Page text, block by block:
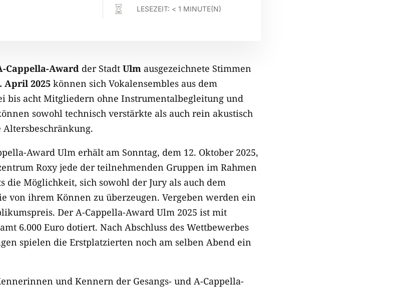
 LESEZEIT: < 1 MINUTE(N)
Cappella-Award der Stadt Ulm ausgezeichnete Stimmen
April 2025 können sich Vokalensembles aus dem
bis acht Mitgliedern ohne Instrumentalbegleitung und
sowohl technisch verstärkte als auch rein akustisch
Award Ulm erhält am Sonntag, dem 12. Oktober 2025,
Roxy jede der teilnehmenden Gruppen im Rahmen
Möglichkeit, sich sowohl der Jury als auch dem
von ihrem Können zu überzeugen. Vergeben werden ein
Der A-Cappella-Award Ulm 2025 ist mit
6.000 Euro dotiert. Nach Abschluss des Wettbewerbes
spielen die Erstplatzierten noch am selben Abend ein
und Kennern der Gesangs- und A-Cappella-